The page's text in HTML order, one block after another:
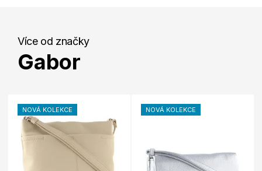
Více od značky
Gabor
NOVÁ KOLEKCE NOVÁ KOLEKCE